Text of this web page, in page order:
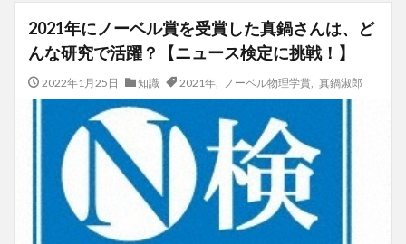
2021年にノーベル賞を受賞した真鍋さんは、ど
んな研究で活躍？【ニュース検定に挑戦！】
2022年1月25日 知識 2021年, ノーベル物理学賞, 真鍋淑郎